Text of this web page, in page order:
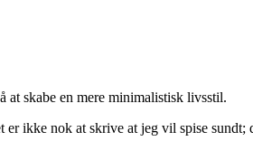
at skabe en mere minimalistisk livsstil.
er ikke nok at skrive at jeg vil spise